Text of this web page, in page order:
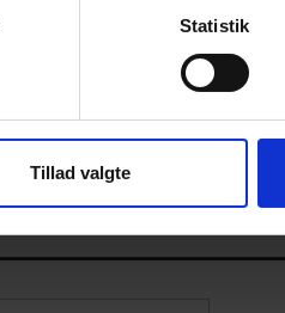
vores hjemmeside med vores
Statistik
Tillad valgte